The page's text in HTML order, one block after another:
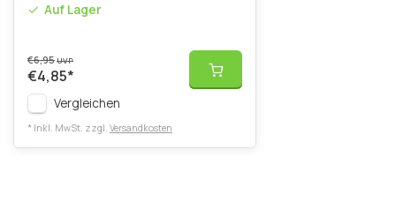
Auf Lager
€6,95UVP
€4,85*
Vergleichen
* Inkl. MwSt. zzgl. Versandkosten